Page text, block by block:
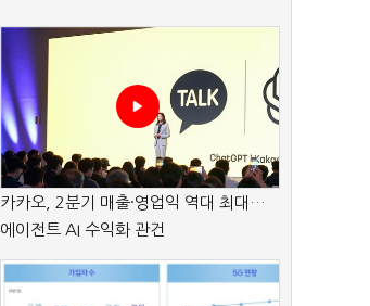
카카오, 2분기 매출·영업익 역대 최대…
에이전트 AI 수익화 관건